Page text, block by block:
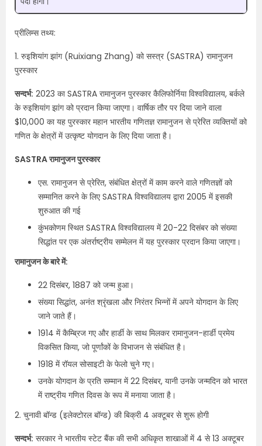
प्रीलिम्स तथ्य:
1. रुइशियांग झांग (Ruixiang Zhang) को सस्त्र (SASTRA) रामानुजन
पुरस्कार
सन्दर्भ: 2023 का SASTRA रामानुजन पुरस्कार कैलिफोर्निया विश्वविद्यालय, बर्कले
के रुइशियांग झांग को प्रदान किया जाएगा। वार्षिक तौर पर दिया जाने वाला
$10,000 का यह पुरस्कार महान भारतीय गणितज्ञ रामानुजन से प्रेरित व्यक्तियों को
गणित के क्षेत्रों में उत्कृष्ट योगदान के लिए दिया जाता है।
SASTRA रामानुजन पुरस्कार​
एस. रामानुजन से प्रेरित, संबंधित क्षेत्रों में काम करने वाले गणितज्ञों को
सम्मानित करने के लिए SASTRA विश्वविद्यालय द्वारा 2005 में इसकी
शुरुआत की गई
कुंभकोणम स्थित SASTRA विश्वविद्यालय में 20-22 दिसंबर को संख्या
सिद्धांत पर एक अंतर्राष्ट्रीय सम्मेलन में यह पुरस्कार प्रदान किया जाएगा।​
रामानुजन के बारे में:​
22 दिसंबर, 1887 को जन्म हुआ।
संख्या सिद्धांत, अनंत श्रृंखला और निरंतर भिन्नों में अपने योगदान के लिए
जाने जाते हैं।
1914 में कैम्ब्रिज गए और हार्डी के साथ मिलकर रामानुजन-हार्डी प्रमेय
विकसित किया, जो पूर्णांकों के विभाजन से संबंधित है।
1918 में रॉयल सोसाइटी के फेलो चुने गए।
उनके योगदान के प्रति सम्मान में 22 दिसंबर, यानी उनके जन्मदिन को भारत
में राष्ट्रीय गणित दिवस के रूप में मनाया जाता है।
2. चुनावी बॉन्ड (इलेक्टोरल बॉन्ड) की बिक्री 4 अक्टूबर से शुरू होगी
सन्दर्भ: सरकार ने भारतीय स्टेट बैंक की सभी अधिकृत शाखाओं में 4 से 13 अक्टूबर